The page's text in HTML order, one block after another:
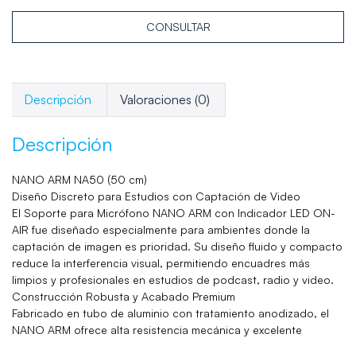
CONSULTAR
Descripción Valoraciones (0)
Descripción
NANO ARM NA50 (50 cm)
Diseño Discreto para Estudios con Captación de Video
El Soporte para Micrófono NANO ARM con Indicador LED ON-
AIR fue diseñado especialmente para ambientes donde la
captación de imagen es prioridad. Su diseño fluido y compacto
reduce la interferencia visual, permitiendo encuadres más
limpios y profesionales en estudios de podcast, radio y video.
Construcción Robusta y Acabado Premium
Fabricado en tubo de aluminio con tratamiento anodizado, el
NANO ARM ofrece alta resistencia mecánica y excelente